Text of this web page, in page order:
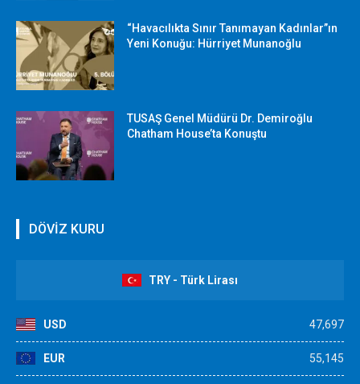
“Havacılıkta Sınır Tanımayan Kadınlar”ın
Yeni Konuğu: Hürriyet Munanoğlu
TUSAŞ Genel Müdürü Dr. Demiroğlu
Chatham House’ta Konuştu
DÖVİZ KURU
TRY - Türk Lirası
USD 47,697
EUR 55,145